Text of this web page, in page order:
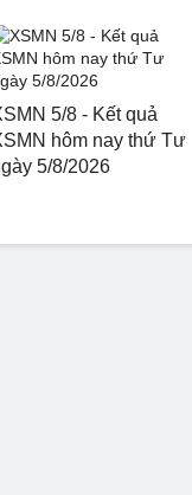
5/8 - Kết quả
hôm nay thứ Tư
5/8/2026